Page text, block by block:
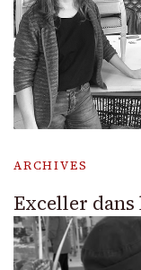
ARCHIVES
Exceller